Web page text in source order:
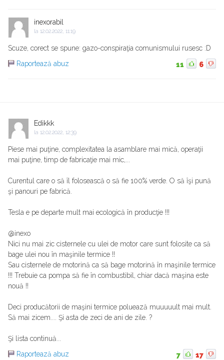
inexorabil
la 12.02.2022, 11:19
Scuze, corect se spune: gazo-conspiraţia comunismului rusesc :D
Raportează abuz
11 6
Edikkk
la 12.02.2022, 12:39
Piese mai puţine, complexitatea la asamblare mai mică, operaţii
mai puţine, timp de fabricaţie mai mic,...
Curentul care o să îl folosească o să fie 100% verde. O să îşi pună
şi panouri pe fabrică.
Tesla e pe departe mult mai ecologică în producţie !!!
@inexo
Nici nu mai zic cisternele cu ulei de motor care sunt folosite ca să
bage ulei nou în maşinile termice !!
Sau cisternele de motorină ca să bage motorină în maşinile termice
!!! Trebuie ca pompa să fie în combustibil, chiar dacă maşina este
nouă !!
Deci producătorii de maşini termice poluează muuuuult mai mult.
Să mai zicem.... Şi asta de zeci de ani de zile. ?
Şi lista continuă...
Raportează abuz
7 17